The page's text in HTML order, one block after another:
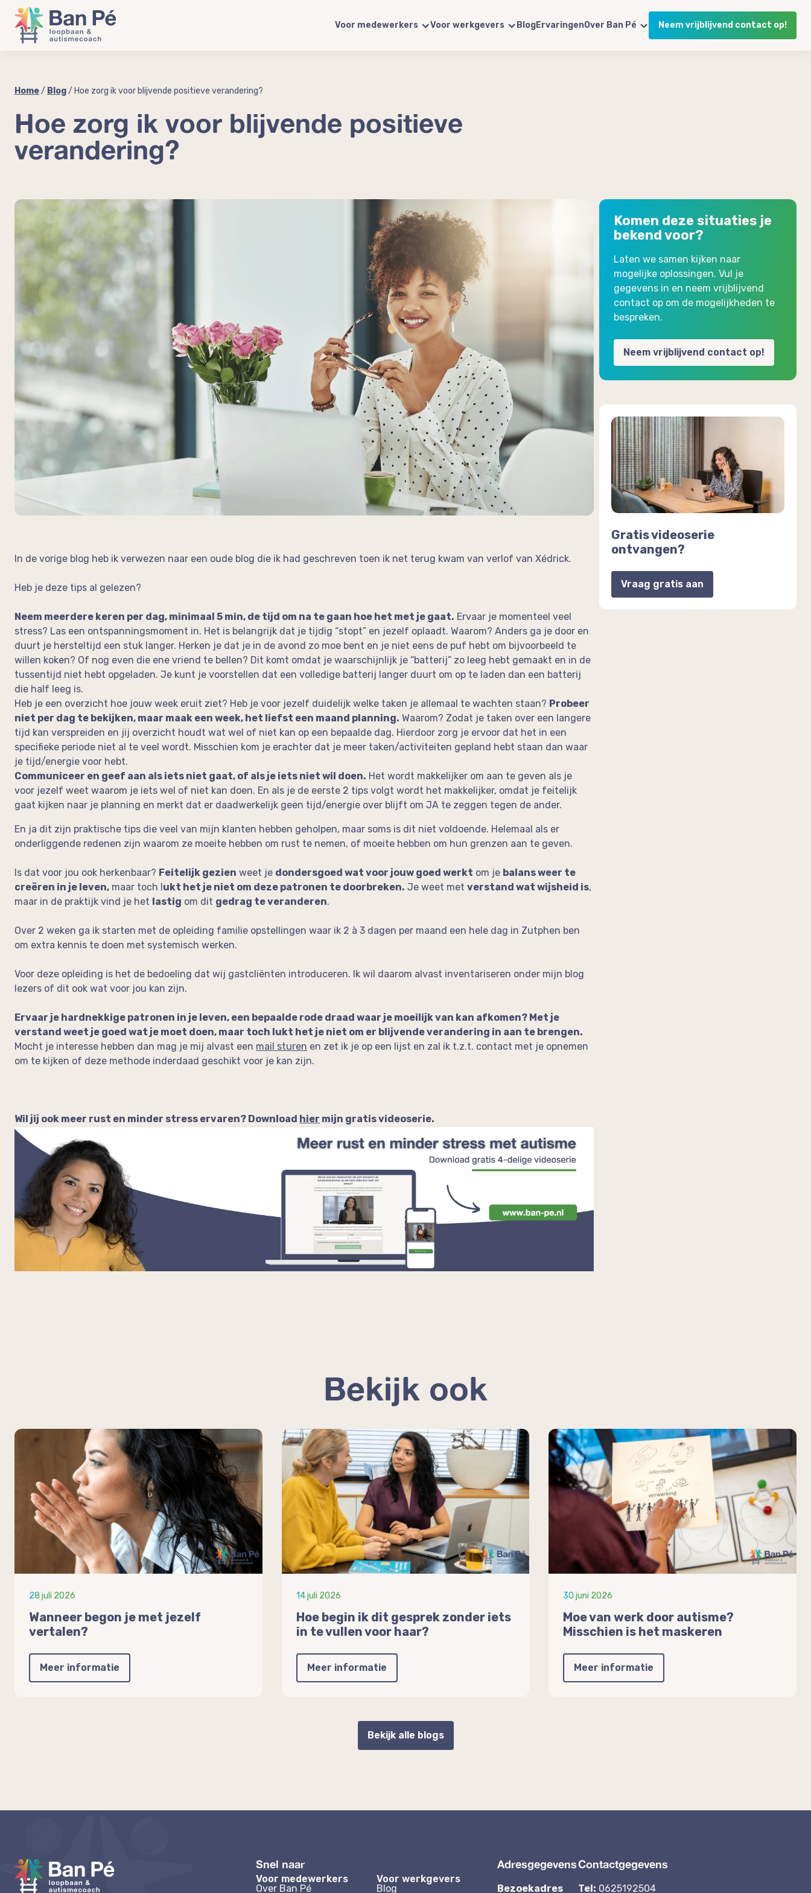
Voor medewerkers Voor werkgevers BlogErvaringenOver Ban Pé Neem vrijblijvend contact op!
Home/ Blog/ Hoe zorg ik voor blijvende positieve verandering?
Hoe zorg ik voor blijvende positieve
verandering?
In de vorige blog heb ik verwezen naar een oude blog die ik had geschreven toen ik net terug kwam van verlof van Xédrick.
Heb je deze tips al gelezen?
Neem meerdere keren per dag, minimaal 5 min, de tijd om na te gaan hoe het met je gaat. Ervaar je momenteel veel
stress? Las een ontspanningsmoment in. Het is belangrijk dat je tijdig “stopt” en jezelf oplaadt. Waarom? Anders ga je door en
duurt je hersteltijd een stuk langer. Herken je dat je in de avond zo moe bent en je niet eens de puf hebt om bijvoorbeeld te
willen koken? Of nog even die ene vriend te bellen? Dit komt omdat je waarschijnlijk je “batterij” zo leeg hebt gemaakt en in de
tussentijd niet hebt opgeladen. Je kunt je voorstellen dat een volledige batterij langer duurt om op te laden dan een batterij
die half leeg is.
Heb je een overzicht hoe jouw week eruit ziet? Heb je voor jezelf duidelijk welke taken je allemaal te wachten staan? Probeer
niet per dag te bekijken, maar maak een week, het liefst een maand planning. Waarom? Zodat je taken over een langere
tijd kan verspreiden en jij overzicht houdt wat wel of niet kan op een bepaalde dag. Hierdoor zorg je ervoor dat het in een
specifieke periode niet al te veel wordt. Misschien kom je erachter dat je meer taken/activiteiten gepland hebt staan dan waar
je tijd/energie voor hebt.
Communiceer en geef aan als iets niet gaat, of als je iets niet wil doen. Het wordt makkelijker om aan te geven als je
voor jezelf weet waarom je iets wel of niet kan doen. En als je de eerste 2 tips volgt wordt het makkelijker, omdat je feitelijk
gaat kijken naar je planning en merkt dat er daadwerkelijk geen tijd/energie over blijft om JA te zeggen tegen de ander.
En ja dit zijn praktische tips die veel van mijn klanten hebben geholpen, maar soms is dit niet voldoende. Helemaal als er
onderliggende redenen zijn waarom ze moeite hebben om rust te nemen, of moeite hebben om hun grenzen aan te geven.
Is dat voor jou ook herkenbaar? Feitelijk gezien weet je dondersgoed wat voor jouw goed werkt om je balans weer te
creëren in je leven, maar toch lukt het je niet om deze patronen te doorbreken. Je weet met verstand wat wijsheid is,
maar in de praktijk vind je het lastig om dit gedrag te veranderen.
Over 2 weken ga ik starten met de opleiding familie opstellingen waar ik 2 à 3 dagen per maand een hele dag in Zutphen ben
om extra kennis te doen met systemisch werken.
Voor deze opleiding is het de bedoeling dat wij gastcliënten introduceren. Ik wil daarom alvast inventariseren onder mijn blog
lezers of dit ook wat voor jou kan zijn.
Ervaar je hardnekkige patronen in je leven, een bepaalde rode draad waar je moeilijk van kan afkomen? Met je
verstand weet je goed wat je moet doen, maar toch lukt het je niet om er blijvende verandering in aan te brengen.
Mocht je interesse hebben dan mag je mij alvast een mail sturen en zet ik je op een lijst en zal ik t.z.t. contact met je opnemen
om te kijken of deze methode inderdaad geschikt voor je kan zijn.
Wil jij ook meer rust en minder stress ervaren? Download hier mijn gratis videoserie.
Komen deze situaties je
bekend voor?
Laten we samen kijken naar
mogelijke oplossingen. Vul je
gegevens in en neem vrijblijvend
contact op om de mogelijkheden te
bespreken.
Neem vrijblijvend contact op!
Gratis videoserie
ontvangen?
Vraag gratis aan
Bekijk ook
Bekijk alle blogs
28 juli 2026
Wanneer begon je met jezelf
vertalen?
Meer informatie
14 juli 2026
Hoe begin ik dit gesprek zonder iets
in te vullen voor haar?
Meer informatie
30 juni 2026
Moe van werk door autisme?
Misschien is het maskeren
Meer informatie
Snel naar
Voor medewerkers
Voor werkgevers
Over Ban Pé
Blog
Adresgegevens
Bezoekadres
Contactgegevens
Tel: 0625192504